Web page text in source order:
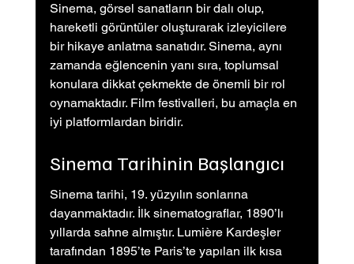
Sinema, görsel sanatların bir dalı olup,
hareketli görüntüler oluşturarak izleyicilere
bir hikaye anlatma sanatıdır. Sinema, aynı
zamanda eğlencenin yanı sıra, toplumsal
konulara dikkat çekmekte de önemli bir rol
oynamaktadır. Film festivalleri, bu amaçla en
iyi platformlardan biridir.
Sinema Tarihinin Başlangıcı
Sinema tarihi, 19. yüzyılın sonlarına
dayanmaktadır. İlk sinematograflar, 1890’lı
yıllarda sahne almıştır. Lumière Kardeşler
tarafından 1895’te Paris’te yapılan ilk kısa